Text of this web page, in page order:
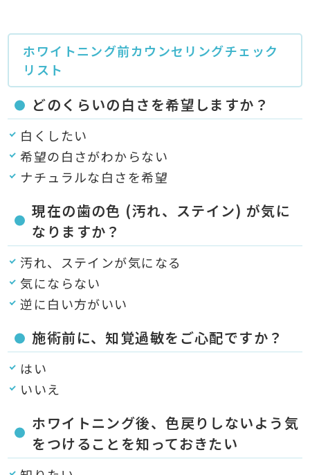
ホワイトニング前カウンセリングチェック
リスト
どのくらいの白さを希望しますか？
白くしたい
希望の白さがわからない
ナチュラルな白さを希望
現在の歯の色 (汚れ、ステイン) が気に
なりますか？
汚れ、ステインが気になる
気にならない
逆に白い方がいい
施術前に、知覚過敏をご心配ですか？
はい
いいえ
ホワイトニング後、色戻りしないよう気
をつけることを知っておきたい